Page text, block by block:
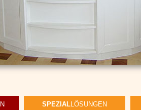
SPEZIALLÖSUNGEN